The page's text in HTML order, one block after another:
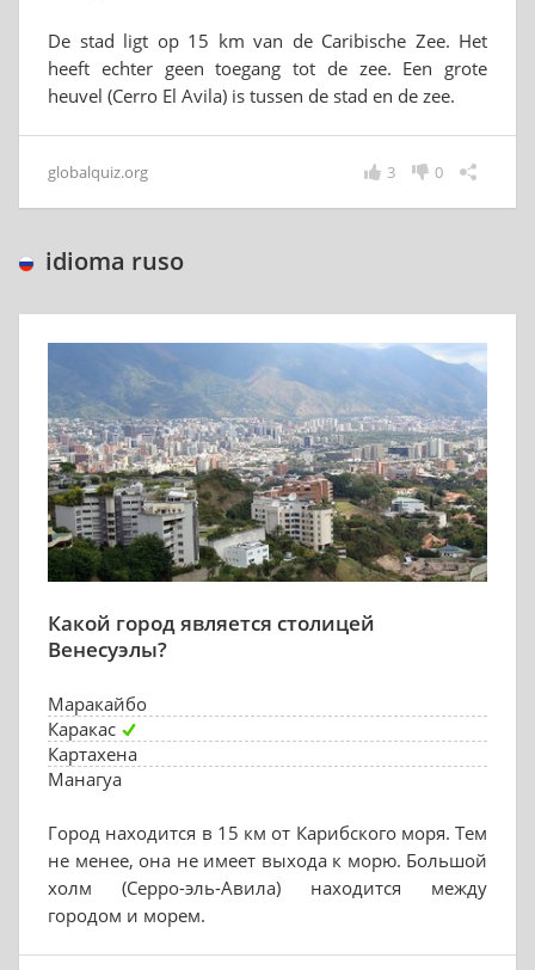
De stad ligt op 15 km van de Caribische Zee. Het
heeft echter geen toegang tot de zee. Een grote
heuvel (Cerro El Avila) is tussen de stad en de zee.
globalquiz.org 0
3
idioma ruso
Какой город является столицей
Венесуэлы?
Маракайбо
Каракас
Картахена
Манагуа
Город находится в 15 км от Карибского моря. Тем
не менее, она не имеет выхода к морю. Большой
холм (Серро-эль-Авила) находится между
городом и морем.